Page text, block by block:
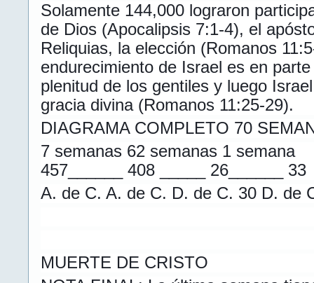
Solamente 144,000 lograron
de Dios (Apocalipsis 7:1-4), el
Reliquias, la elección (Romanos
endurecimiento de Israel es en
plenitud de los gentiles y luego
gracia divina (Romanos 11:25-29).
DIAGRAMA COMPLETO 70
7 semanas 62 semanas 1 semana
457______ 408 _____ 26______ 33
A. de C. A. de C. D. de C. 30 D. de
MUERTE DE CRISTO